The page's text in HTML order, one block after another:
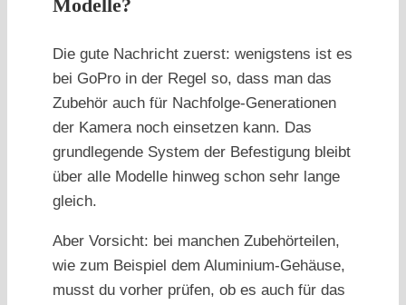
Modelle?
Die gute Nachricht zuerst: wenigstens ist es
bei GoPro in der Regel so, dass man das
Zubehör auch für Nachfolge-Generationen
der Kamera noch einsetzen kann. Das
grundlegende System der Befestigung bleibt
über alle Modelle hinweg schon sehr lange
gleich.
Aber Vorsicht: bei manchen Zubehörteilen,
wie zum Beispiel dem Aluminium-Gehäuse,
musst du vorher prüfen, ob es auch für das